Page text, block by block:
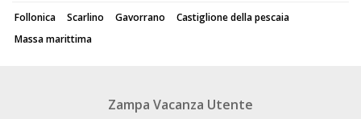
Follonica Scarlino Gavorrano
Castiglione della pescaia
Massa marittima
Zampa Vacanza Utente